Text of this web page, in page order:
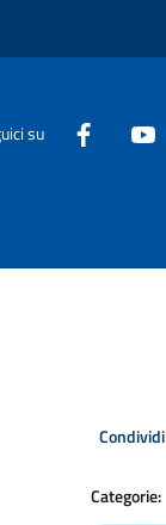
su
Condividi
Categorie: